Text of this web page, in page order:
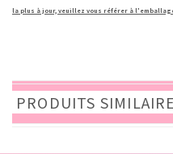
la plus à jour, veuillez vous référer à
PRODUITS SIMILAIRE